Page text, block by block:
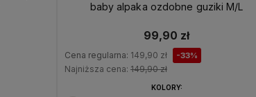
baby alpaka ozdobne guziki M/L
99,90 zł
Cena regularna: 149,90 zł -33%
Najniższa cena: 149,90 zł
KOLORY: